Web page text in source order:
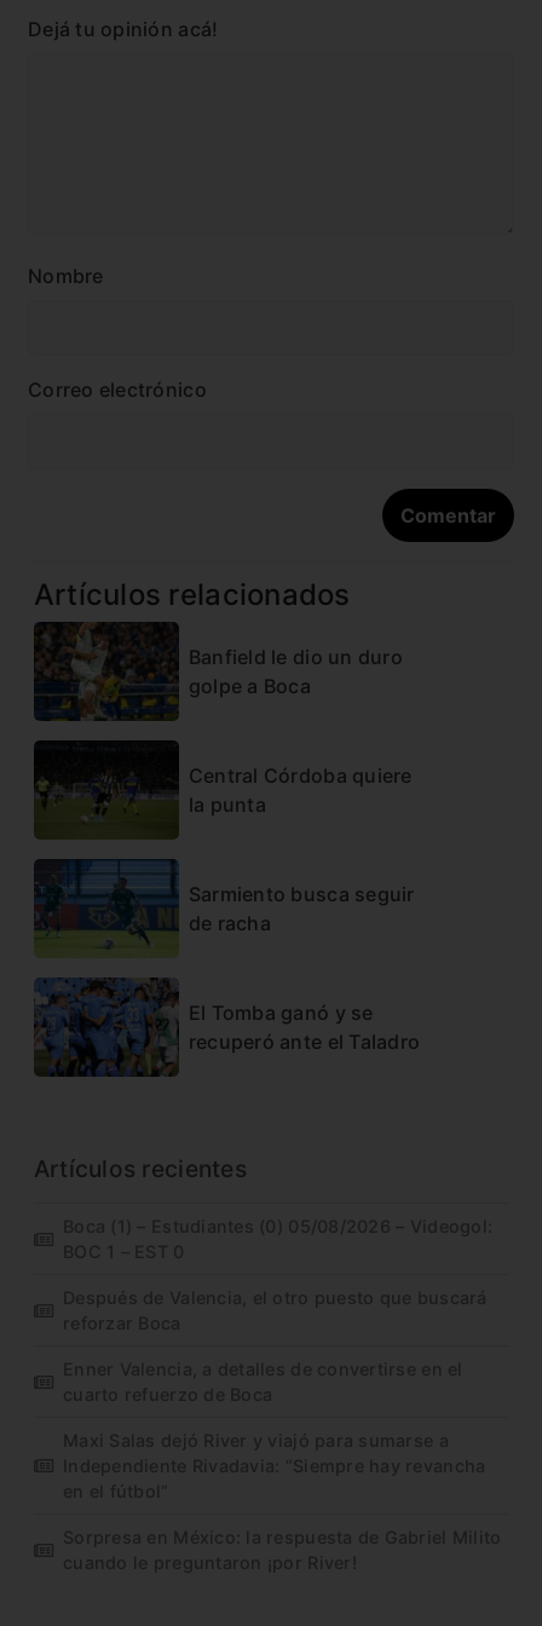
Dejá tu opinión acá!
Nombre
Correo electrónico
Artículos relacionados
Banfield le dio un duro
golpe a Boca
Central Córdoba quiere
la punta
Sarmiento busca seguir
de racha
El Tomba ganó y se
recuperó ante el Taladro
Artículos recientes
Boca (1) – Estudiantes (0) 05/08/2026 – Videogol:
BOC 1 – EST 0
Después de Valencia, el otro puesto que buscará
reforzar Boca
Enner Valencia, a detalles de convertirse en el
cuarto refuerzo de Boca
Maxi Salas dejó River y viajó para sumarse a
Independiente Rivadavia: “Siempre hay revancha
en el fútbol”
Sorpresa en México: la respuesta de Gabriel Milito
cuando le preguntaron ¡por River!